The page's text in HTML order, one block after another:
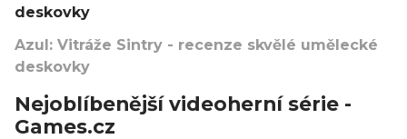
deskovky
Azul: Vitráže Sintry - recenze skvělé umělecké
deskovky
Nejoblíbenější videoherní série -
Games.cz